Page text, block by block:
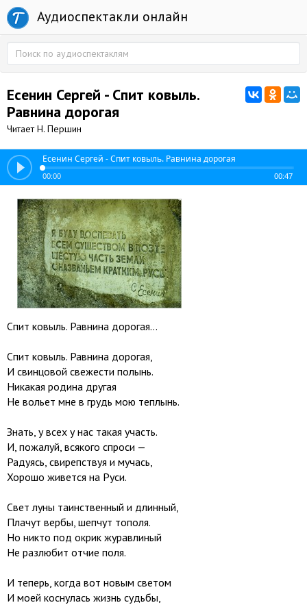
Аудиоспектакли онлайн
Есенин Сергей - Спит ковыль.
Равнина дорогая
Читает Н. Першин
Есенин Сергей - Спит ковыль. Равнина дорогая
00:00 00:47
Спит ковыль. Равнина дорогая…
Спит ковыль. Равнина дорогая,
И свинцовой свежести полынь.
Никакая родина другая
Не вольет мне в грудь мою теплынь.
Знать, у всех у нас такая участь.
И, пожалуй, всякого спроси —
Радуясь, свирепствуя и мучась,
Хорошо живется на Руси.
Свет луны таинственный и длинный,
Плачут вербы, шепчут тополя.
Но никто под окрик журавлиный
Не разлюбит отчие поля.
И теперь, когда вот новым светом
И моей коснулась жизнь судьбы,